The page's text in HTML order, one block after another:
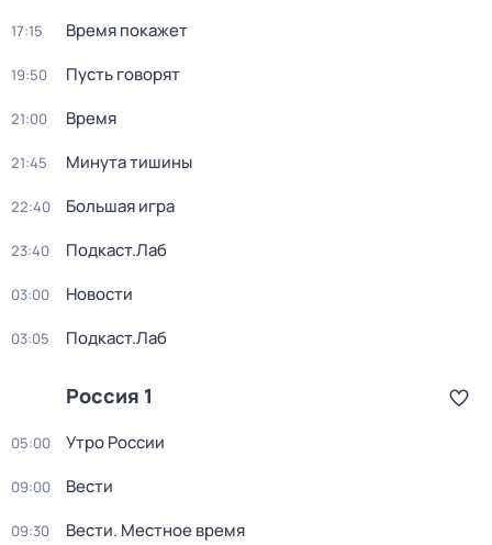
17:15 Время покажет
19:50 Пусть говорят
21:00 Время
21:45 Минута тишины
22:40 Большая игра
23:40 Подкаст.Лаб
03:00 Новости
03:05 Подкаст.Лаб
Россия 1
05:00 Утро России
09:00 Вести
09:30 Вести. Местное время